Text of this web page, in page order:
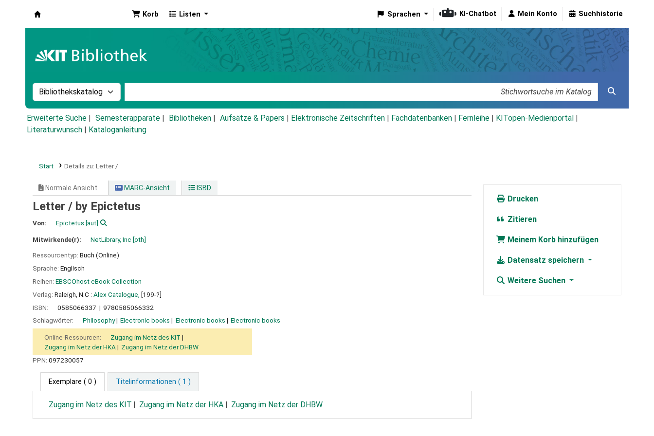
Korb Listen Sprachen KI-Chatbot Mein Konto Suchhistorie
Suche im Katalog nach:
Erweiterte Suche Semesterapparate Bibliotheken Aufsätze & Papers Elektronische Zeitschriften Fachdatenbanken Fernleihe KITopen-Medienportal
Literaturwunsch
Kataloganleitung
Start Details zu: Letter /
Normale Ansicht MARC-Ansicht ISBD
Letter / by Epictetus
Von: Epictetus [aut]
Mitwirkende(r): NetLibrary, Inc [oth]
Ressourcentyp: Buch (Online)
Sprache: Englisch
Reihen: EBSCOhost eBook Collection
Verlag: Raleigh, N.C : Alex Catalogue, [199-?]
ISBN:
0585066337
9780585066332
Schlagwörter:
Philosophy Electronic books Electronic books Electronic books
Online-Ressourcen:
Zugang im Netz des KIT
Zugang im Netz der HKA
Zugang im Netz der DHBW
PPN: 097230057
Exemplare ( 0 ) Titelinformationen ( 1 )
Zugang im Netz des KIT Zugang im Netz der HKA Zugang im Netz der DHBW
Drucken
Zitieren
Meinem Korb hinzufügen
Datensatz speichern
Weitere Suchen